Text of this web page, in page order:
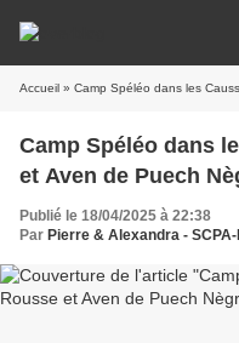
Accueil » Camp Spéléo dans les Causses -
Camp Spéléo dans les
et Aven de Puech
Publié le 18/04/2025 à 22:38
Par Pierre & Alexandra -